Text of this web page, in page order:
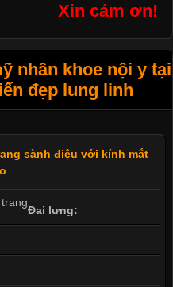
Xin cám ơn!
nhân khoe nội y tại
đẹp lung linh
sành điệu với kính mắt
Đai lưng: